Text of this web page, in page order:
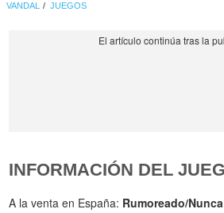
VANDAL JUEGOS
INFORMACIÓN DEL
A la venta en España: Rumoreado/